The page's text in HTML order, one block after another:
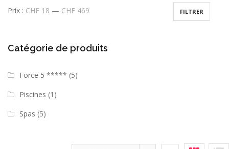
FILTRER
Prix : CHF 18 — CHF 469
Catégorie de produits
Force 5 ***** (5)
Piscines (1)
Spas (5)